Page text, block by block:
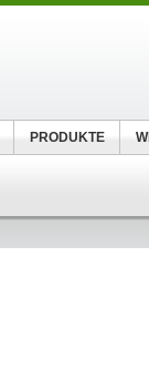
PRODUKTE